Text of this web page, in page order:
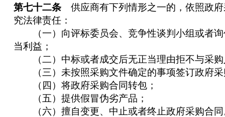
第七十二条供应商有下列情形之一的，依照政府
究法律责任：
（一）向评标委员会、竞争性谈判小组或者询
当利益；
（二）中标或者成交后无正当理由拒不与采购
（三）未按照采购文件确定的事项签订政府采
（四）将政府采购合同转包；
（五）提供假冒伪劣产品；
（六）擅自变更、中止或者终止政府采购合同